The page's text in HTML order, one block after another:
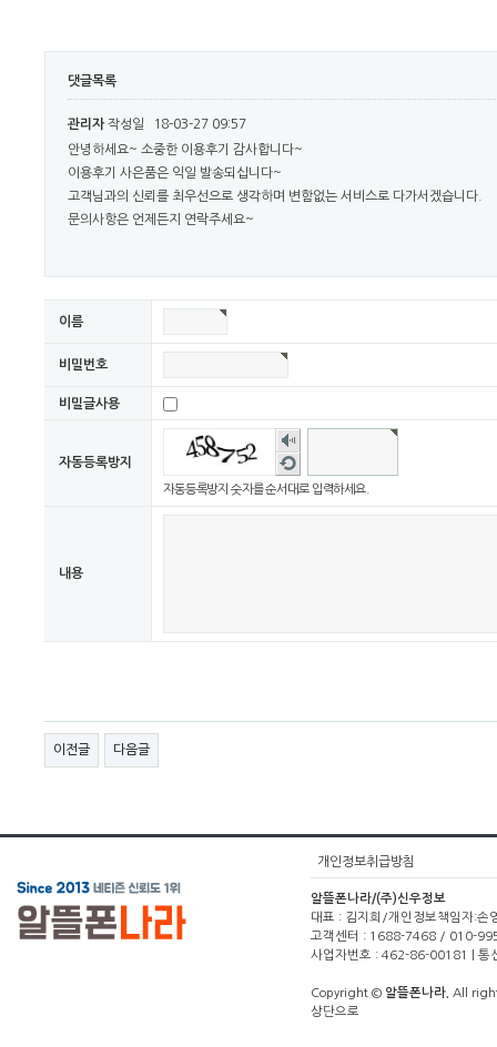
댓글목록
관리자작성일
18-03-27 09:57
안녕하세요~ 소중한 이용후기 감사합니다~
이용후기 사은품은 익일 발송되십니다~
고객님과의 신뢰를 최우선으로 생각하며 변함없는 서비스로 다가서겠습니다.
문의사항은 언제든지 연락주세요~
이름
비밀번호
비밀글사용
자동등록방지
숫자
음성
듣기
새로
고침
자동등록방지 숫자를 순서대로 입력하세요.
내용
이전글 다음글
개인정보취급방침
알뜰폰나라/(주)신우정보
대표 : 김지희/개인정보책임자:
고객센터 : 1688-7468 / 010-
사업자번호 : 462-86-00181 | 통
Copyright © 알뜰폰나라. All
상단으로